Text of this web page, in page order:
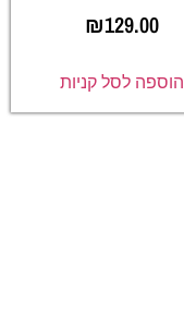
₪129.00
הוספה לסל קניות